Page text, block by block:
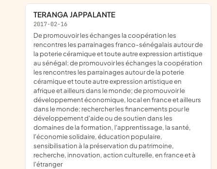
TERANGA JAPPALANTE
2017-02-16
de promouvoir les échanges la coopération les
rencontres les parrainages franco-sénégalais autour de
la poterie céramique et toute autre expression artistique
au sénégal; de promouvoir les échanges la coopération
les rencontres les parrainages autour de la poterie
céramique et toute autre expression artistique en
afrique et ailleurs dans le monde; de promouvoir le
développement économique, local en france et ailleurs
dans le monde; rechercher les financements pour le
développement d'aide ou de soutien dans les
domaines de la formation, l'apprentissage, la santé,
l'économie solidaire, éducation populaire,
sensibilisation à la préservation du patrimoine,
recherche, innovation, action culturelle, en france et à
l'étranger